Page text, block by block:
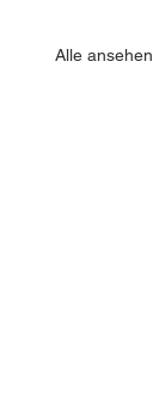
Alle ansehen